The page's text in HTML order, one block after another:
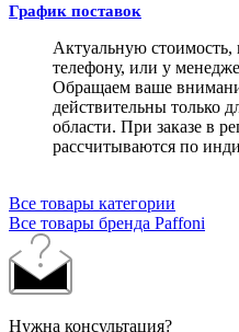
График поставок
Актуальную стоимость,
телефону, или у
Обращаем ваше
действительны только
области. При заказе в
рассчитываются по
Все товары категории
Все товары бренда Paffoni
Нужна консультация?